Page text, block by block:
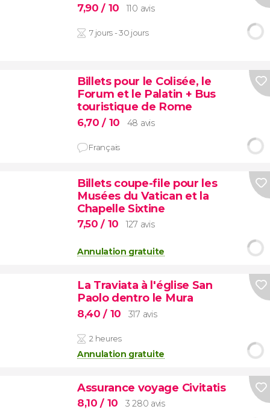
7,90/ 10 110 avis
7 jours - 30 jours
Billets pour le Colisée, le
Forum et le Palatin + Bus
touristique de Rome
6,70/ 10 48 avis
Français
Billets coupe-file pour les
Musées du Vatican et la
Chapelle Sixtine
7,50/ 10 127 avis
Annulation gratuite
La Traviata à l'église San
Paolo dentro le Mura
8,40/ 10 317 avis
2 heures
Annulation gratuite
Assurance voyage Civitatis
8,10/ 10 3 280 avis